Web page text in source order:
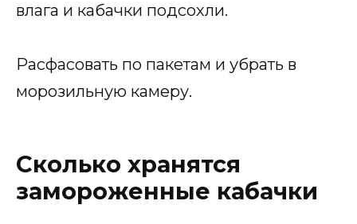
влага и кабачки подсохли.
Расфасовать по пакетам и убрать в
морозильную камеру.
Сколько хранятся
замороженные кабачки